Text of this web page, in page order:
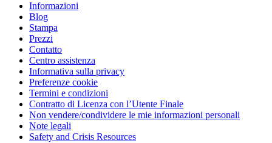
Informazioni
Blog
Stampa
Prezzi
Contatto
Centro assistenza
Informativa sulla privacy
Preferenze cookie
Termini e condizioni
Contratto di Licenza con l’Utente Finale
Non vendere/condividere le mie informazioni personali
Note legali
Safety and Crisis Resources